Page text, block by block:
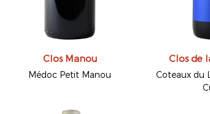
Clos Manou
Médoc Petit Manou
Clos de
Coteaux du